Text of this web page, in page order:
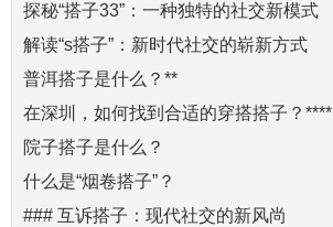
探秘“搭子33”：一种独特的社交新模式
解读“s搭子”：新时代社交的崭新方式
普洱搭子是什么？**
在深圳，如何找到合适的穿搭搭子？****
院子搭子是什么？
什么是“烟卷搭子”？
### 互诉搭子：现代社交的新风尚